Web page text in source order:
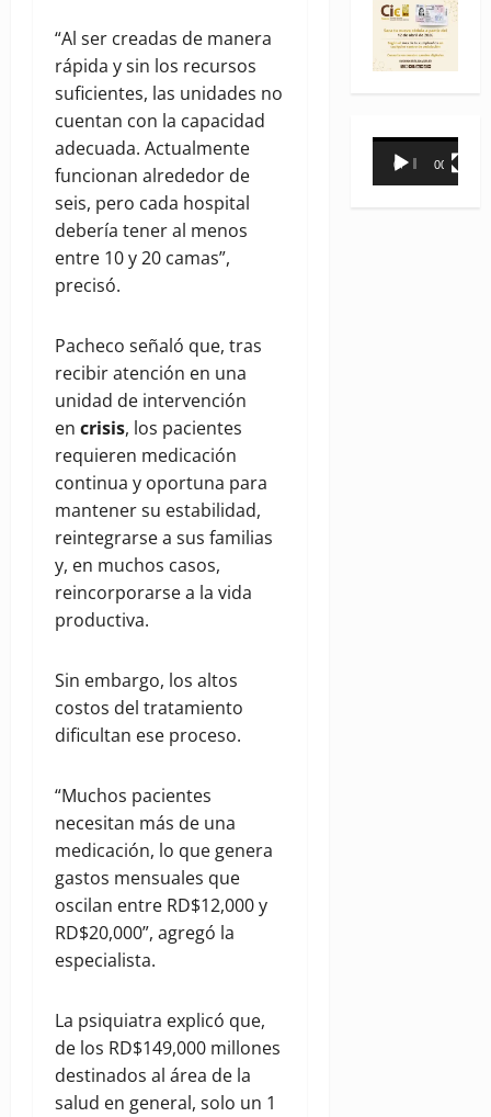
“Al ser creadas de manera
rápida y sin los recursos
suficientes, las unidades no
cuentan con la capacidad
adecuada. Actualmente
funcionan alrededor de
seis, pero cada hospital
debería tener al menos
entre 10 y 20 camas”,
precisó.
Pacheco señaló que, tras
recibir atención en una
unidad de intervención
en crisis, los pacientes
requieren medicación
continua y oportuna para
mantener su estabilidad,
reintegrarse a sus familias
y, en muchos casos,
reincorporarse a la vida
productiva.
Sin embargo, los altos
costos del tratamiento
dificultan ese proceso.
“Muchos pacientes
necesitan más de una
medicación, lo que genera
gastos mensuales que
oscilan entre RD$12,000 y
RD$20,000”, agregó la
especialista.
La psiquiatra explicó que,
de los RD$149,000 millones
destinados al área de la
salud en general, solo un 1
Reproductor
00:00 00:31